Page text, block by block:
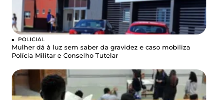
POLICIAL
Mulher dá à luz sem saber da gravidez e caso mobiliza
Polícia Militar e Conselho Tutelar